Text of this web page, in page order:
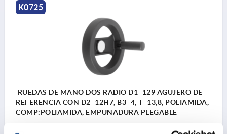
K0725
RUEDAS DE MANO DOS RADIO D1=129 AGUJERO DE
REFERENCIA CON D2=12H7, B3=4, T=13,8, POLIAMIDA,
COMP:POLIAMIDA, EMPUÑADURA PLEGABLE